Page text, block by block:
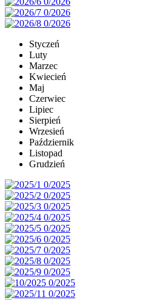
Styczeń
Luty
Marzec
Kwiecień
Maj
Czerwiec
Lipiec
Sierpień
Wrzesień
Październik
Listopad
Grudzień